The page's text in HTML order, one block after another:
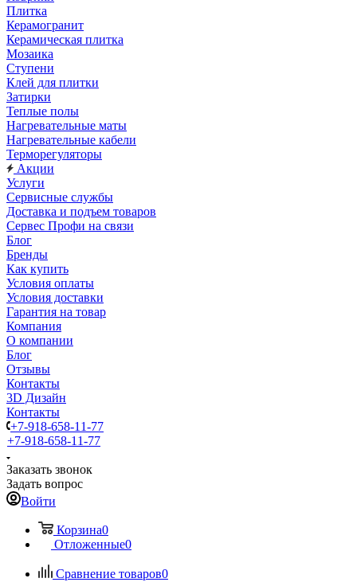
Плитка
Керамогранит
Керамическая плитка
Мозаика
Ступени
Клей для плитки
Затирки
Теплые полы
Нагревательные маты
Нагревательные кабели
Терморегуляторы
Акции
Услуги
Сервисные службы
Доставка и подъем товаров
Сервес Профи на связи
Блог
Бренды
Как купить
Условия оплаты
Условия доставки
Гарантия на товар
Компания
О компании
Блог
Отзывы
Контакты
3D Дизайн
Контакты
+7-918-658-11-77
+7-918-658-11-77
Заказать звонок
Задать вопрос
Войти
Корзина0
Отложенные0
Сравнение товаров0